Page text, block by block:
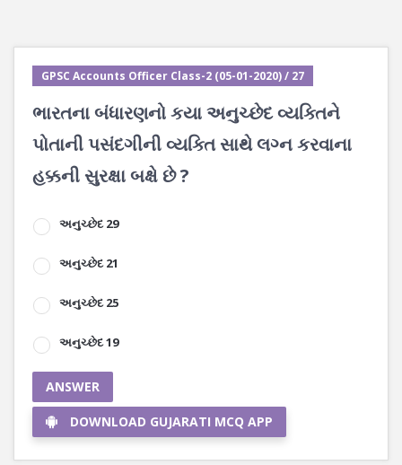
GPSC Accounts Officer Class-2 (05-01-2020) / 27
ભારતના બંધારણનો કયા અનુચ્છેદ વ્યક્તિને
પોતાની પસંદગીની વ્યક્તિ સાથે લગ્ન કરવાના
હક્કની સુરક્ષા બક્ષે છે ?
અનુચ્છેદ 29
અનુચ્છેદ 21
અનુચ્છેદ 25
અનુચ્છેદ 19
ANSWER
DOWNLOAD GUJARATI MCQ APP